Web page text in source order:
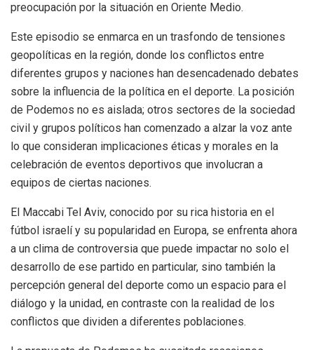
preocupación por la situación en Oriente Medio.
Este episodio se enmarca en un trasfondo de tensiones
geopolíticas en la región, donde los conflictos entre
diferentes grupos y naciones han desencadenado debates
sobre la influencia de la política en el deporte. La posición
de Podemos no es aislada; otros sectores de la sociedad
civil y grupos políticos han comenzado a alzar la voz ante
lo que consideran implicaciones éticas y morales en la
celebración de eventos deportivos que involucran a
equipos de ciertas naciones.
El Maccabi Tel Aviv, conocido por su rica historia en el
fútbol israelí y su popularidad en Europa, se enfrenta ahora
a un clima de controversia que puede impactar no solo el
desarrollo de ese partido en particular, sino también la
percepción general del deporte como un espacio para el
diálogo y la unidad, en contraste con la realidad de los
conflictos que dividen a diferentes poblaciones.